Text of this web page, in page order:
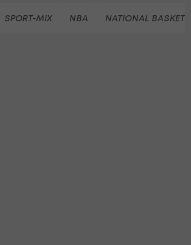
SPORT-MIX NBA NATIONAL